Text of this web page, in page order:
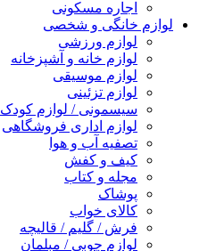
اجاره مسکونی
لوازم خانگی و شخصی
لوازم ورزشی
لوازم خانه و آشپزخانه
لوازم موسیقی
لوازم تزئینی
سیسمونی / لوازم کودک
لوازم اداری فروشگاهی
تصفیه آب و هوا
کیف و کفش
مجله و کتاب
پوشاک
کالای خواب
فرش / گلیم / قالیچه
لوازم چوبی / مبلمان